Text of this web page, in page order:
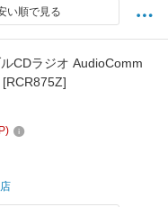
い順で見る
CDラジオ AudioComm